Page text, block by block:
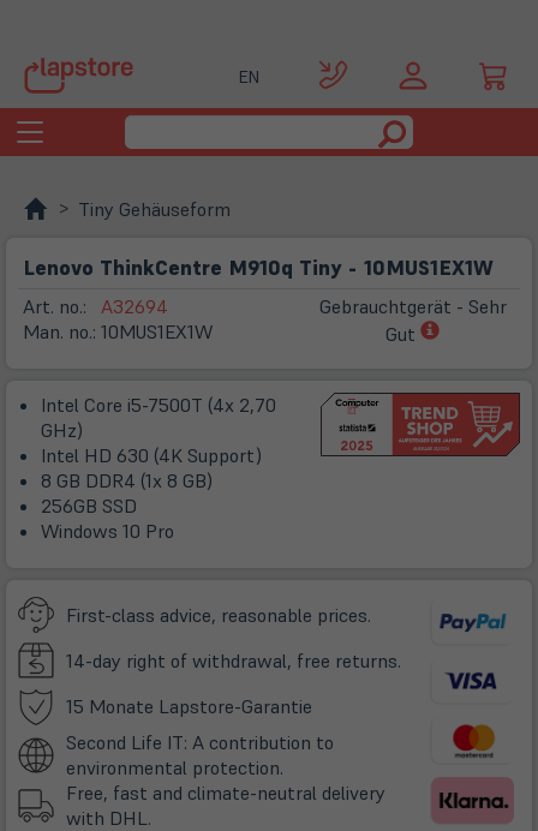
EN
Toggle
navigation
Tiny Gehäuseform
Lenovo ThinkCentre M910q Tiny - 10MUS1EX1W
Art. no.:
Man. no.:
A32694
10MUS1EX1W
Gebrauchtgerät - Sehr
Gut
(öffnet
Tab)
Intel Core i5-7500T (4x 2,70
GHz)
Intel HD 630 (4K Support)
8 GB DDR4 (1x 8 GB)
256GB SSD
Windows 10 Pro
First-class advice, reasonable prices.
14-day right of withdrawal, free returns.
15 Monate Lapstore-Garantie
neuem
Tab)
Second Life IT: A contribution to
environmental protection.
Free, fast and climate-neutral delivery
with DHL.